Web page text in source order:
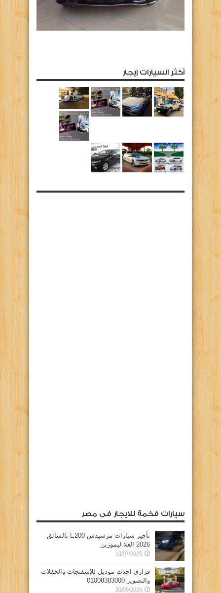
أكثر السيارات إيجار
سيارات فخمة للايجار فى مصر
تأجير سيارات مرسيدس E200 بالسائق
2026 العلا ليموزين
13/07/2026
فراري احدث موديل للإسفنجات والحفلات
والتصوير 01008383000
20/05/2026